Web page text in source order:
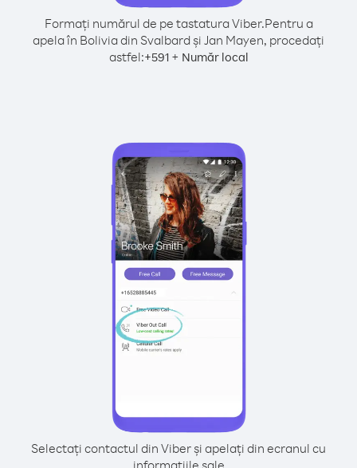
Formați numărul de pe tastatura Viber.Pentru a
apela în Bolivia din Svalbard și Jan Mayen, procedați
astfel:+591+ Număr local
Selectați contactul din Viber și apelați din ecranul cu
informațiile sale